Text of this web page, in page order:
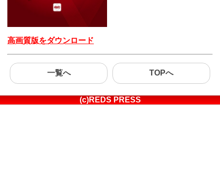
高画質版をダウンロード
一覧へ TOPへ
(c)REDS PRESS